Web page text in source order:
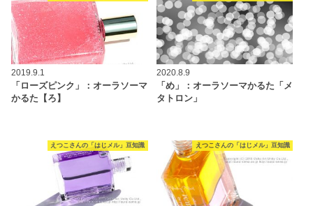
2019.9.1
「ローズピンク」：オーラソーマ
かるた【ろ】
2020.8.9
「め」：オーラソーマかるた「メ
タトロン」
えつこさんの「はじメル」豆知識 えつこさんの「はじメル」豆知識